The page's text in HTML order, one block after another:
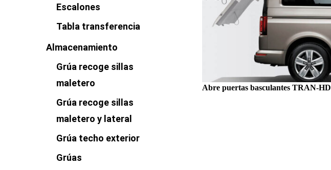
Escalones
Tabla transferencia
Almacenamiento
Grúa recoge sillas
maletero
Grúa recoge sillas
maletero y lateral
Grúa techo exterior
Grúas
Abre puertas basculantes TRAN-HD